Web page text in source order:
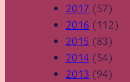
2017 (57)
2016 (112)
2015 (83)
2014 (54)
2013 (94)